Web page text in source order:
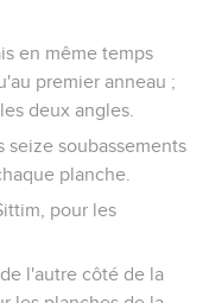
en même temps
premier anneau ;
deux angles.
seize soubassements
planche.
pour les
l'autre côté de la